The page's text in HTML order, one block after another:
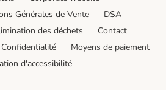
Générales de Vente
DSA
des déchets
Contact
Confidentialité
Moyens de paiement
d'accessibilité